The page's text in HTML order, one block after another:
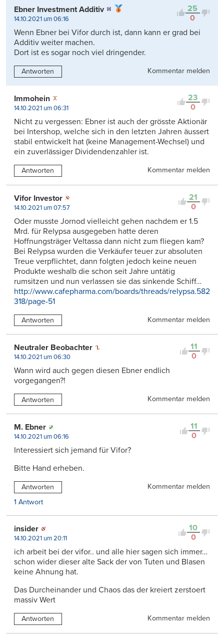
25
0
Ebner Investment Additiv
14.10.2021 um 06:16
Wenn Ebner bei Vifor durch ist, dann kann er grad bei
Additiv weiter machen.
Dort ist es sogar noch viel dringender.
Antworten Kommentar melden
23
0
Immohein
14.10.2021 um 06:31
Nicht zu vergessen: Ebner ist auch der grösste Aktionär
bei Intershop, welche sich in den letzten Jahren äussert
stabil entwickelt hat (keine Management-Wechsel) und
ein zuverlässiger Dividendenzahler ist.
Antworten Kommentar melden
21
0
Vifor Investor
14.10.2021 um 07:57
Oder musste Jornod vielleicht gehen nachdem er 1.5
Mrd. für Relypsa ausgegeben hatte deren
Hoffnungsträger Veltassa dann nicht zum fliegen kam?
Bei Relypsa wurden die Verkäufer teuer zur absoluten
Treue verpflichtet, dann folgten jedoch keine neuen
Produkte weshalb die schon seit Jahre untätig
rumsitzen und nun verlassen sie das sinkende Schiff…
http://www.cafepharma.com/boards/threads/relypsa.582
318/page-51
Antworten Kommentar melden
11
0
Neutraler Beobachter
14.10.2021 um 06:30
Wann wird auch gegen diesen Ebner endlich
vorgegangen?!
Antworten Kommentar melden
11
0
M. Ebner
14.10.2021 um 06:16
Interessiert sich jemand für Vifor?
Bitte Hand erheben.
Antworten
Kommentar melden
1 Antwort
10
0
insider
14.10.2021 um 20:11
ich arbeit bei der vifor.. und alle hier sagen sich immer…
schon wider dieser alte Sack der von Tuten und Blasen
keine Ahnung hat.
Das Durcheinander und Chaos das der kreiert zerstoert
massiv Wert
Antworten Kommentar melden